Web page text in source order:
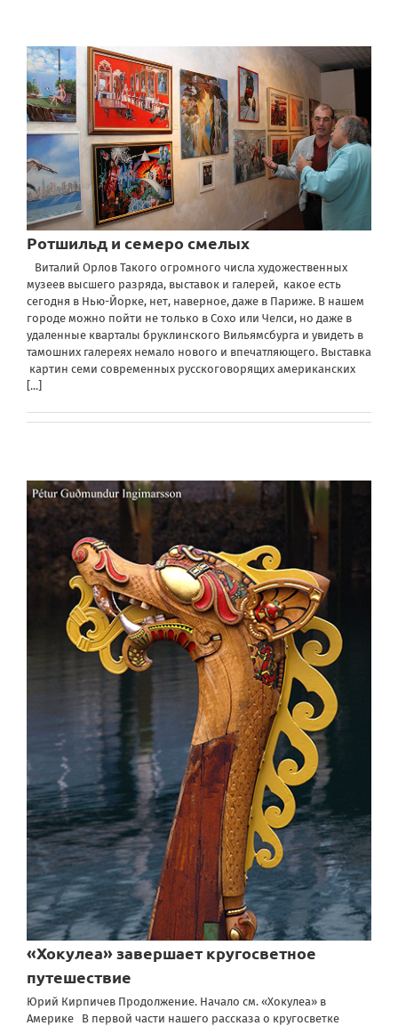
Ротшильд и семеро смелых
Виталий Орлов Такого огромного числа художественных
музеев высшего разряда, выставок и галерей, какое есть
сегодня в Нью-Йорке, нет, наверное, даже в Париже. В нашем
городе можно пойти не только в Сохо или Челси, но даже в
удаленные кварталы бруклинского Вильямсбурга и увидеть в
тамошних галереях немало нового и впечатляющего. Выставка
картин семи современных русскоговорящих американских
[...]
«Хокулеа» завершает кругосветное
путешествие
Юрий Кирпичев Продолжение. Начало см. «Хокулеа» в
Америке В первой части нашего рассказа о кругосветке